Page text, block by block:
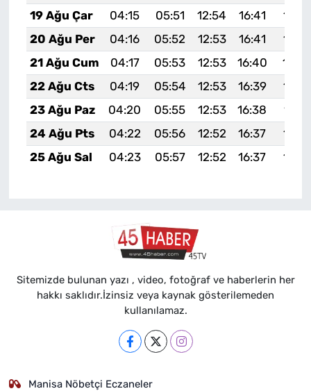
19 Ağu Çar
04:15 05:51 12:54 16:41
20 Ağu Per
04:16 05:52 12:53 16:41
21 Ağu Cum
04:17 05:53 12:53 16:40
22 Ağu Cts
04:19 05:54 12:53 16:39
23 Ağu Paz
04:20 05:55 12:53 16:38
19:41
24 Ağu Pts
04:22 05:56 12:52 16:37
25 Ağu Sal
04:23 05:57 12:52 16:37
Sitemizde bulunan yazı , video, fotoğraf ve haberlerin her
hakkı saklıdır.İzinsiz veya kaynak gösterilemeden
kullanılamaz.
Manisa Nöbetçi Eczaneler